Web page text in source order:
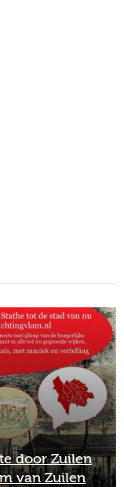
door Zuilen
van Zuilen